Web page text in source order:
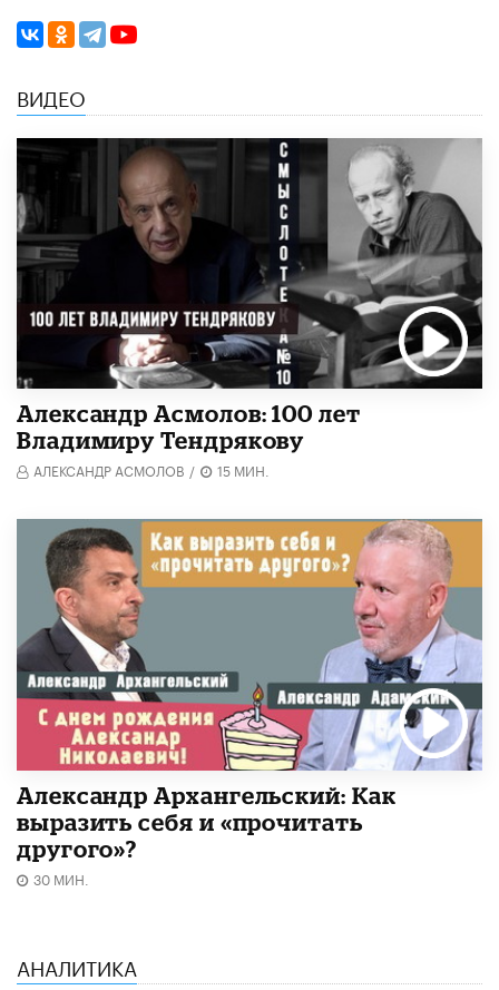
ВИДЕО
Александр Асмолов: 100 лет
Владимиру Тендрякову
АЛЕКСАНДР АСМОЛОВ / 15 МИН.
Александр Архангельский: Как
выразить себя и «прочитать
другого»?
30 МИН.
АНАЛИТИКА